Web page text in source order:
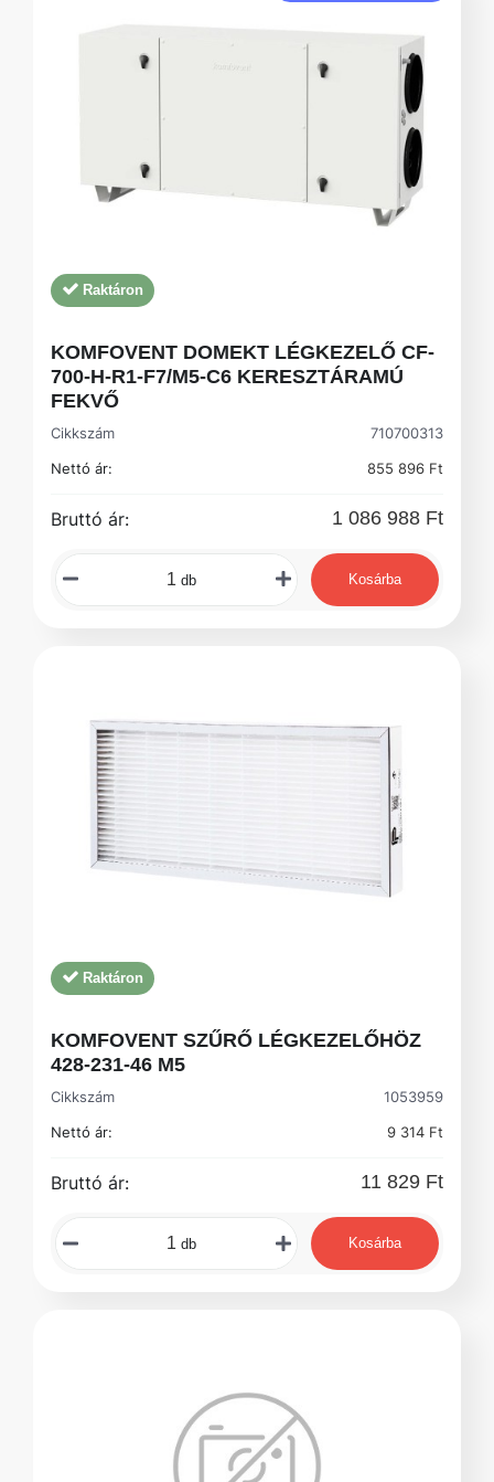
Raktáron
KOMFOVENT DOMEKT LÉGKEZELŐ CF-
700-H-R1-F7/M5-C6 KERESZTÁRAMÚ
FEKVŐ
Cikkszám
710700313
Nettó ár:
855 896 Ft
Bruttó ár: 1 086 988 Ft
db Kosárba
Raktáron
KOMFOVENT SZŰRŐ LÉGKEZELŐHÖZ
428-231-46 M5
Cikkszám
1053959
Nettó ár:
9 314 Ft
Bruttó ár: 11 829 Ft
db Kosárba